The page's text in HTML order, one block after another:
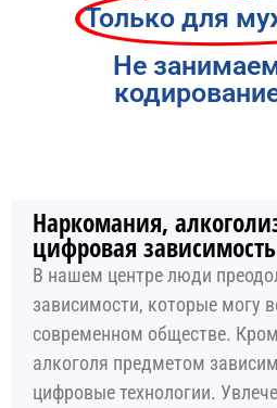
Только для
Не
Наркомания,
цифровая зависимость
В нашем центре люди
зависимости, которые могу
современном обществе.
алкоголя предметом
цифровые технологии.